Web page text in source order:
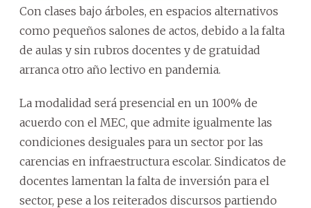
Con clases bajo árboles, en espacios alternativos
como pequeños salones de actos, debido a la falta
de aulas y sin rubros docentes y de gratuidad
arranca otro año lectivo en pandemia.
La modalidad será presencial en un 100% de
acuerdo con el MEC, que admite igualmente las
condiciones desiguales para un sector por las
carencias en infraestructura escolar. Sindicatos de
docentes lamentan la falta de inversión para el
sector, pese a los reiterados discursos partiendo